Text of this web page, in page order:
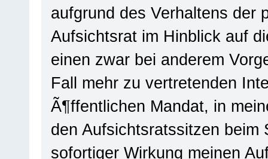
aufgrund des Verhaltens der
Aufsichtsrat im Hinblick auf
einen zwar bei anderem
Fall mehr zu vertretenden
Ã¶ffentlichen Mandat, in
den Aufsichtsratssitzen beim
sofortiger Wirkung meinen